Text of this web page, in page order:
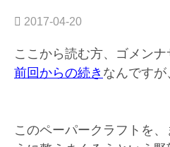
2017-04-20
ここから読む方、ゴメンナ
前回からの続き なんですが
このペーパークラフトを